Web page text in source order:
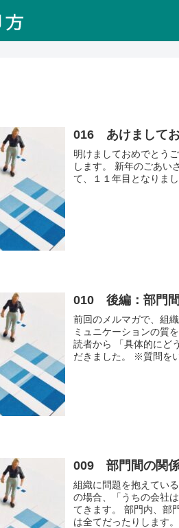
016 あけまして
明けましておめでとう
します。 新年のごあいさつと決意 組織変革コーチという仕事を始め
て、１１年目となりま
010 後編：部門
前回のメルマガで、組
ミュニケーションの質を高
読者から 「具体的にど
だきました。 ※質問を
009 部門間の関
組織に問題を抱えてい
の場合、「うちの会社
てきます。 部門内、部門間、上下間のどれかだったり、組織によって
は全てだったりします。